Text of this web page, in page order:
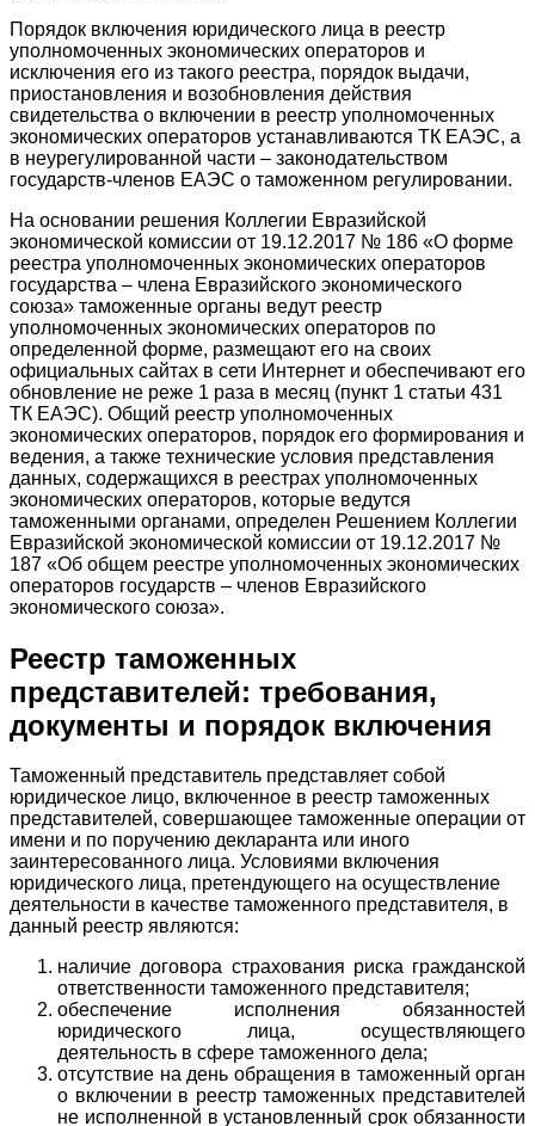
Порядок включения юридического лица в реестр
уполномоченных экономических операторов и
исключения его из такого реестра, порядок выдачи,
приостановления и возобновления действия
свидетельства о включении в реестр уполномоченных
экономических операторов устанавливаются ТК ЕАЭС, а
в неурегулированной части – законодательством
государств-членов ЕАЭС о таможенном регулировании.
На основании решения Коллегии Евразийской
экономической комиссии от 19.12.2017 № 186 «О форме
реестра уполномоченных экономических операторов
государства – члена Евразийского экономического
союза» таможенные органы ведут реестр
уполномоченных экономических операторов по
определенной форме, размещают его на своих
официальных сайтах в сети Интернет и обеспечивают его
обновление не реже 1 раза в месяц (пункт 1 статьи 431
ТК ЕАЭС). Общий реестр уполномоченных
экономических операторов, порядок его формирования и
ведения, а также технические условия представления
данных, содержащихся в реестрах уполномоченных
экономических операторов, которые ведутся
таможенными органами, определен Решением Коллегии
Евразийской экономической комиссии от 19.12.2017 №
187 «Об общем реестре уполномоченных экономических
операторов государств – членов Евразийского
экономического союза».
Реестр таможенных
представителей: требования,
документы и порядок включения
Таможенный представитель представляет собой
юридическое лицо, включенное в реестр таможенных
представителей, совершающее таможенные операции от
имени и по поручению декларанта или иного
заинтересованного лица. Условиями включения
юридического лица, претендующего на осуществление
деятельности в качестве таможенного представителя, в
данный реестр являются:
наличие договора страхования риска гражданской
ответственности таможенного представителя;
обеспечение исполнения обязанностей
юридического лица, осуществляющего
деятельность в сфере таможенного дела;
отсутствие на день обращения в таможенный орган
о включении в реестр таможенных представителей
не исполненной в установленный срок обязанности